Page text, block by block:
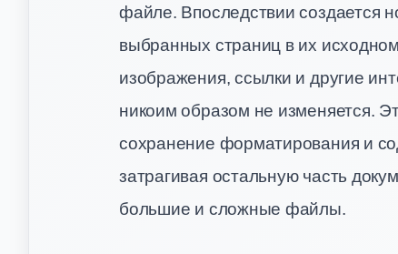
файле. Впоследствии создается
выбранных страниц в их
изображения, ссылки и другие
никоим образом не изменяется.
сохранение форматирования и
затрагивая остальную часть
большие и сложные файлы.